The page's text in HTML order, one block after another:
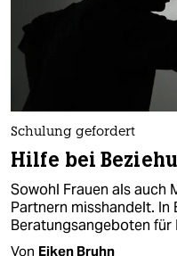
Schulung gefordert
Hilfe bei
Sowohl Frauen als auch
Partnern misshandelt. In
Beratungsangeboten für
Von Eiken Bruhn